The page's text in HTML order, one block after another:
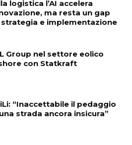
logistica l’AI accelera
ma resta un gap
e implementazione
Group nel settore eolico
con Statkraft
“Inaccettabile il pedaggio
strada ancora insicura”